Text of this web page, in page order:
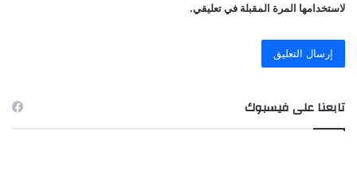
لاستخدامها المرة المقبلة في تعليقي.
تابعنا على فيسبوك